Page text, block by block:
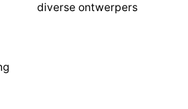
diverse ontwerpers